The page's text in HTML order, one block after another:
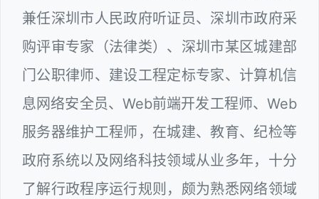
兼任深圳市人民政府听证员、深圳市政府采
购评审专家（法律类）、深圳市某区城建部
门公职律师、建设工程定标专家、计算机信
息网络安全员、Web前端开发工程师、Web
服务器维护工程师，在城建、教育、纪检等
政府系统以及网络科技领域从业多年，十分
了解行政程序运行规则，颇为熟悉网络领域